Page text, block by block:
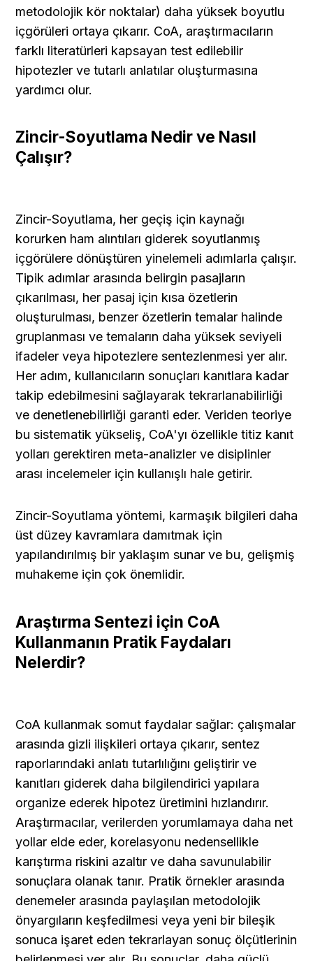
metodolojik kör noktalar) daha yüksek boyutlu
içgörüleri ortaya çıkarır. CoA, araştırmacıların
farklı literatürleri kapsayan test edilebilir
hipotezler ve tutarlı anlatılar oluşturmasına
yardımcı olur.
Zincir-Soyutlama Nedir ve Nasıl
Çalışır?
Zincir-Soyutlama, her geçiş için kaynağı
korurken ham alıntıları giderek soyutlanmış
içgörülere dönüştüren yinelemeli adımlarla çalışır.
Tipik adımlar arasında belirgin pasajların
çıkarılması, her pasaj için kısa özetlerin
oluşturulması, benzer özetlerin temalar halinde
gruplanması ve temaların daha yüksek seviyeli
ifadeler veya hipotezlere sentezlenmesi yer alır.
Her adım, kullanıcıların sonuçları kanıtlara kadar
takip edebilmesini sağlayarak tekrarlanabilirliği
ve denetlenebilirliği garanti eder. Veriden teoriye
bu sistematik yükseliş, CoA'yı özellikle titiz kanıt
yolları gerektiren meta-analizler ve disiplinler
arası incelemeler için kullanışlı hale getirir.
Zincir-Soyutlama yöntemi, karmaşık bilgileri daha
üst düzey kavramlara damıtmak için
yapılandırılmış bir yaklaşım sunar ve bu, gelişmiş
muhakeme için çok önemlidir.
Araştırma Sentezi için CoA
Kullanmanın Pratik Faydaları
Nelerdir?
CoA kullanmak somut faydalar sağlar: çalışmalar
arasında gizli ilişkileri ortaya çıkarır, sentez
raporlarındaki anlatı tutarlılığını geliştirir ve
kanıtları giderek daha bilgilendirici yapılara
organize ederek hipotez üretimini hızlandırır.
Araştırmacılar, verilerden yorumlamaya daha net
yollar elde eder, korelasyonu nedensellikle
karıştırma riskini azaltır ve daha savunulabilir
sonuçlara olanak tanır. Pratik örnekler arasında
denemeler arasında paylaşılan metodolojik
önyargıların keşfedilmesi veya yeni bir bileşik
sonuca işaret eden tekrarlayan sonuç ölçütlerinin